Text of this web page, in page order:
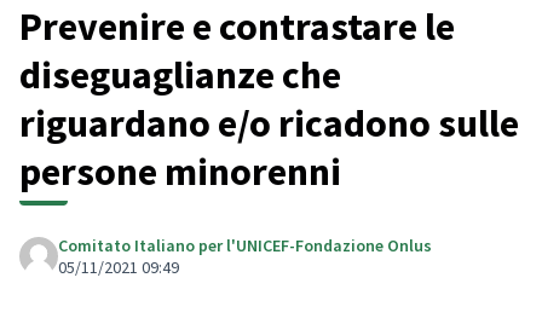
Prevenire e contrastare le
diseguaglianze che
riguardano e/o ricadono sulle
persone minorenni
Comitato Italiano per l'UNICEF-Fondazione Onlus
05/11/2021 09:49